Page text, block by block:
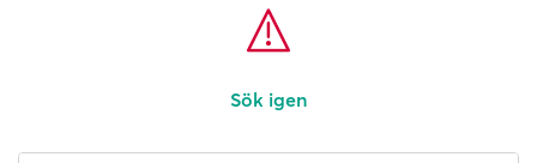
Sök igen